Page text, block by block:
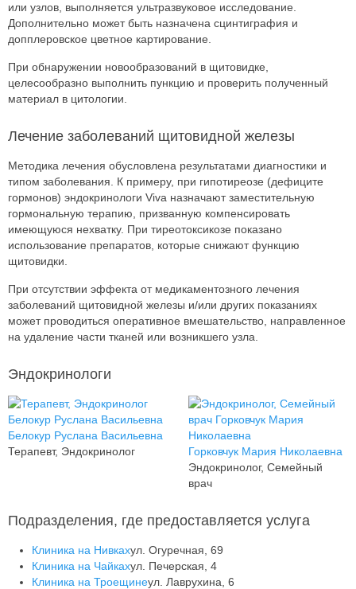
или узлов, выполняется ультразвуковое исследование.
Дополнительно может быть назначена сцинтиграфия и
допплеровское цветное картирование.
При обнаружении новообразований в щитовидке,
целесообразно выполнить пункцию и проверить полученный
материал в цитологии.
Лечение заболеваний щитовидной железы
Методика лечения обусловлена результатами диагностики и
типом заболевания. К примеру, при гипотиреозе (дефиците
гормонов) эндокринологи Viva назначают заместительную
гормональную терапию, призванную компенсировать
имеющуюся нехватку. При тиреотоксикозе показано
использование препаратов, которые снижают функцию
щитовидки.
При отсутствии эффекта от медикаментозного лечения
заболеваний щитовидной железы и/или других показаниях
может проводиться оперативное вмешательство, направленное
на удаление части тканей или возникшего узла.
Эндокринологи
Белокур Руслана Васильевна
Терапевт, Эндокринолог
Горковчук Мария Николаевна
Эндокринолог, Семейный
врач
Подразделения, где предоставляется услуга
Клиника на Нивкахул. Огуречная, 69
Клиника на Чайкахул. Печерская, 4
Клиника на Троещинеул. Лаврухина, 6